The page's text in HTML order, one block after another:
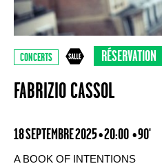
CONCERTS RÉSERVATION
FABRIZIO CASSOL
18 SEPTEMBRE 2025 • 20:00 • 90'
A BOOK OF INTENTIONS